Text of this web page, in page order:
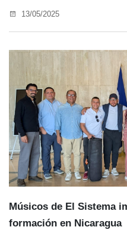
13/05/2025
Músicos de El Sistema
formación en Nicaragua